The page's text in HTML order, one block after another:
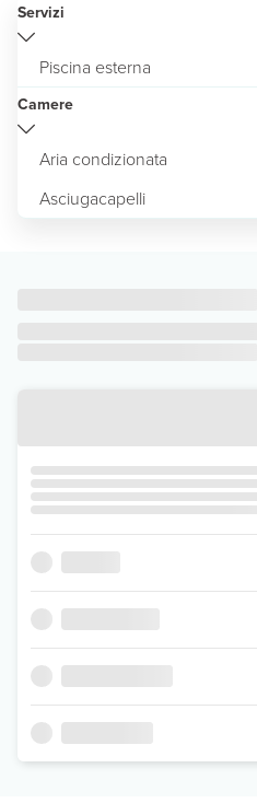
Servizi
Piscina esterna
Camere
Aria condizionata
Asciugacapelli